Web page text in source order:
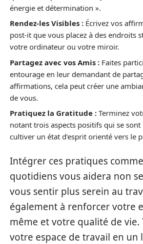
énergie et détermination ».
Rendez-les Visibles : Écrivez vos
post-it que vous placez à des endroits
votre ordinateur ou votre miroir.
Partagez avec vos Amis : Faites
entourage en leur demandant de
affirmations, cela peut créer une
de vous.
Pratiquez la Gratitude : Terminez
notant trois aspects positifs qui se
cultiver un état d’esprit orienté vers le
Intégrer ces pratiques
quotidiens vous aidera non
vous sentir plus serein au
également à renforcer votre
même et votre qualité de vie.
votre espace de travail en un